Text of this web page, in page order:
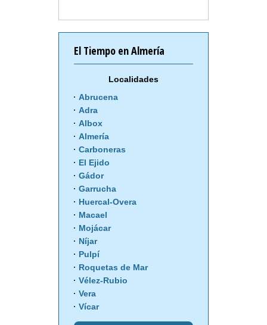
El Tiempo en Almería
Localidades
Abrucena
Adra
Albox
Almería
Carboneras
El Ejido
Gádor
Garrucha
Huercal-Overa
Macael
Mojácar
Níjar
Pulpí
Roquetas de Mar
Vélez-Rubio
Vera
Vícar